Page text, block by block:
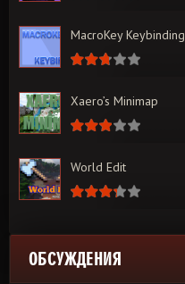
MacroKey Keybinding
Xaero’s Minimap
World Edit
ОБСУЖДЕНИЯ